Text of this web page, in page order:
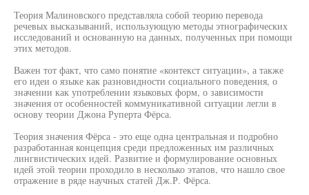
Теория Малиновского представляла собой теорию перевода
речевых высказываний, использующую методы этнографических
исследований и основанную на данных, полученных при помощи
этих методов.
Важен тот факт, что само понятие «контекст ситуации», а также
его идеи о языке как разновидности социального поведения, о
значении как употреблении языковых форм, о зависимости
значения от особенностей коммуникативной ситуации легли в
основу теории Джона Руперта Фёрса.
Теория значения Фёрса - это еще одна центральная и подробно
разработанная концепция среди предложенных им различных
лингвистических идей. Развитие и формулирование основных
идей этой теории проходило в несколько этапов, что нашло свое
отражение в ряде научных статей Дж.Р. Фёрса.